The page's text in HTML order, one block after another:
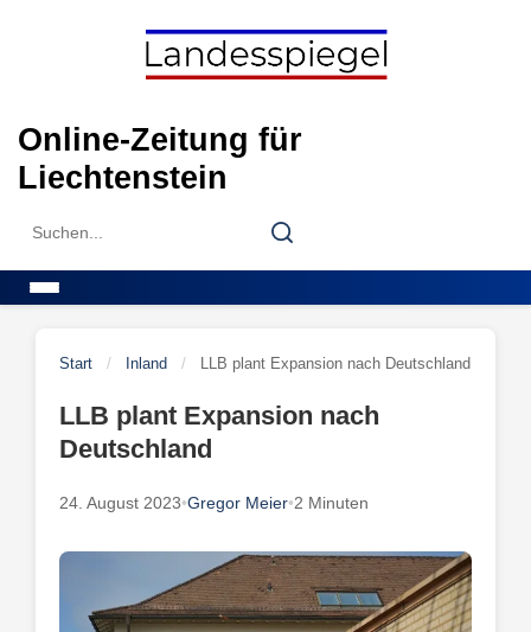
Online-Zeitung für
Liechtenstein
Search
Search
Start / Inland / LLB plant Expansion nach Deutschland
LLB plant Expansion nach
Deutschland
24. August 2023•Gregor Meier•2 Minuten